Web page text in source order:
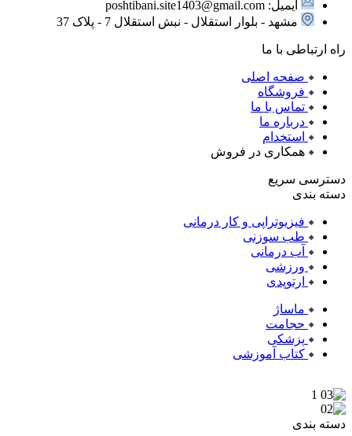
ایمیل: poshtibani.site1403@gmail.com
مشهد - بلوار استقلال - نبش استقلال 7 - پلاک 37
راه ارتباطی با ما
صفحه اصلی
فروشگاه
تماس با ما
درباره ما
استخدام
همکاری در فروش
دسترسی سریع
دسته بندی
فیزیوتراپی و کار درمانی
طب سوزنی
آب درمانی
ورزشی
ارتوپدی
ماساژ
حجامت
پزشکی
کتاب آموزشی
دسته بندی